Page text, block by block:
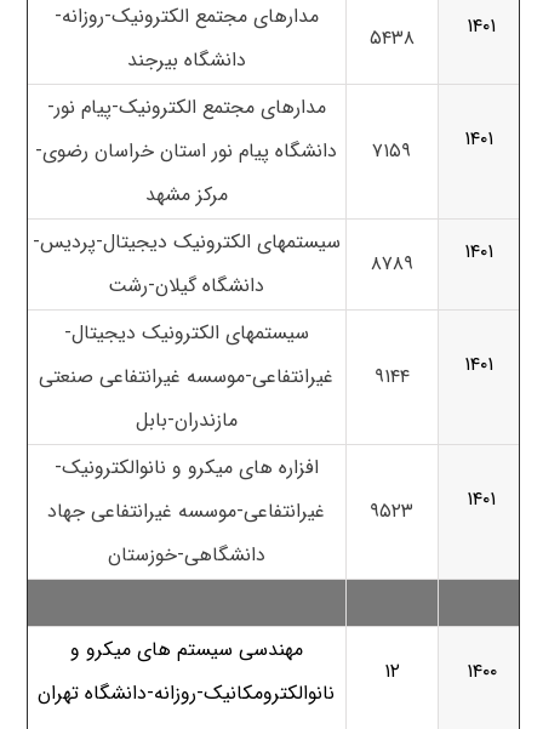
۱۴۰۱
۵۴۳۸
مدارهای مجتمع الکترونیک-روزانه-
دانشگاه بیرجند
۱۴۰۱ ۷۱۵۹
مدارهای مجتمع الکترونیک-پیام نور-
دانشگاه پیام نور استان خراسان رضوی-
مرکز مشهد
۱۴۰۱
۸۷۸۹
سیستمهای الکترونیک دیجیتال-پردیس-
دانشگاه گیلان-رشت
۱۴۰۱ ۹۱۴۴
سیستمهای الکترونیک دیجیتال-
غیرانتفاعی-موسسه غیرانتفاعی صنعتی
مازندران-بابل
۱۴۰۱ ۹۵۲۳
افزاره های میکرو و نانوالکترونیک-
غیرانتفاعی-موسسه غیرانتفاعی جهاد
دانشگاهی-خوزستان
۱۴۰۰ ۱۲
مهندسی سیستم های میکرو و
نانوالکترومکانیک-روزانه-دانشگاه تهران